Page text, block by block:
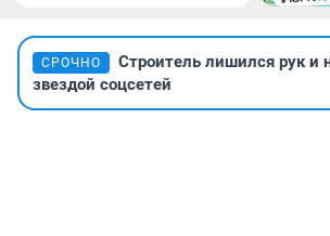
СРОЧНО
Строитель лишился рук и
звездой соцсетей